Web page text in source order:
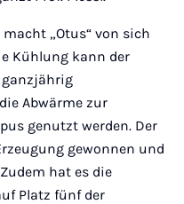
„Otus“ von sich
Kühlung kann der
ganzjährig
Abwärme zur
genutzt werden. Der
gewonnen und
hat es die
Platz fünf der